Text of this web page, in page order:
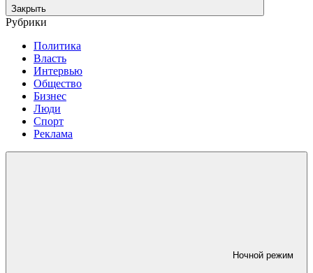
Закрыть
Рубрики
Политика
Власть
Интервью
Общество
Бизнес
Люди
Спорт
Реклама
Ночной режим